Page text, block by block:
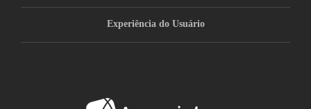
Experiência do Usuário